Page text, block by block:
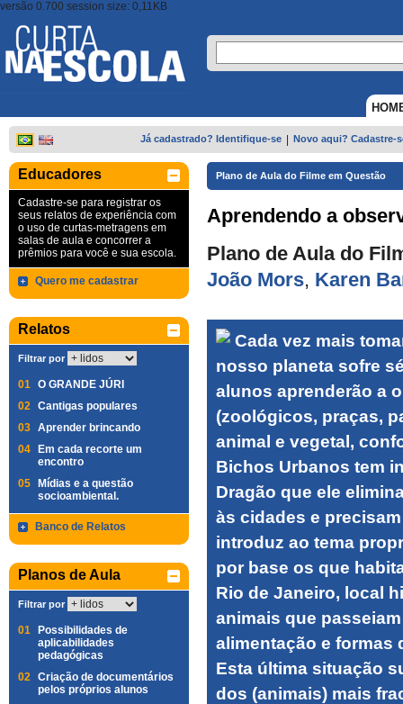
versão 0.700 session size: 0,11KB
Já cadastrado? Identifique-se Novo aqui? Cadastre-
Educadores
Cadastre-se para registrar os
seus relatos de experiência com
o uso de curtas-metragens em
salas de aula e concorrer a
prêmios para você e sua escola.
Quero me cadastrar
Relatos
Filtrar por
01 O GRANDE JÚRI
02 Cantigas populares
03 Aprender brincando
04
Em cada recorte um
encontro
05
Mídias e a questão
socioambiental.
Banco de Relatos
Planos de Aula
Filtrar por
01
Possibilidades de
aplicabilidades
pedagógicas
02 Criação de documentários
pelos próprios alunos
Plano de Aula do Filme em Questão
Aprendendo a
Plano de Aula do
João Mors, Karen
Cada vez mais
nosso planeta sofre
alunos aprenderão a
(zoológicos, praças,
animal e vegetal,
Bichos Urbanos tem
Dragão que ele
às cidades e
introduz ao tema
por base os que
Rio de Janeiro, local
animais que
alimentação e formas
Esta última situação
dos (animais) mais